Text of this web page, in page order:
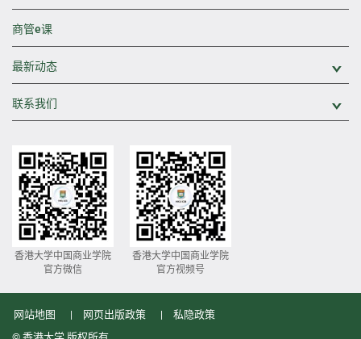
商管e课
最新动态
联系我们
香港大学中国商业学院
官方微信
香港大学中国商业学院
官方视频号
网站地图 网页出版政策
私隐政策